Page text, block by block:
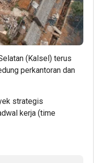
(Kalsel) terus
perkantoran dan
strategis
kerja (time